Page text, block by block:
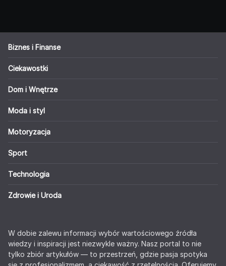
Biznes i Finanse
Ciekawostki
Dom i Wnętrze
Moda i styl
Motoryzacja
Sport
Technologia
Zdrowie i Uroda
W dobie zalewu informacji wybór wartościowego źródła
wiedzy i inspiracji jest niezwykle ważny. Nasz portal to nie
tylko zbiór artykułów — to przestrzeń, gdzie pasja spotyka